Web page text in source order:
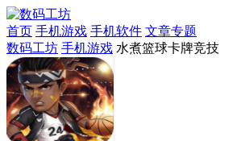
首页 手机游戏 手机软件 文章专题
数码工坊 手机游戏 水煮篮球卡牌竞技